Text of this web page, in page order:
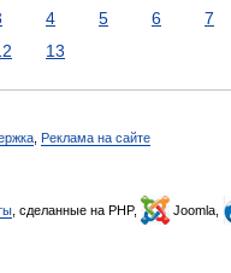
4 5 6 7
13
Реклама на сайте
, сделанные на PHP, Joomla,